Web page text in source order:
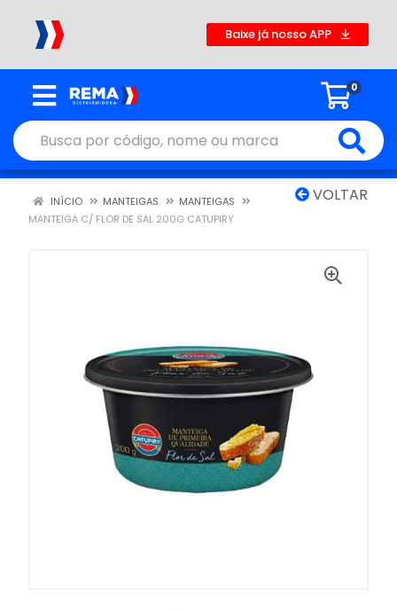
Baixe já nosso APP
0
VOLTAR
INÍCIO MANTEIGAS
MANTEIGAS
MANTEIGA C/ FLOR DE SAL 200G CATUPIRY